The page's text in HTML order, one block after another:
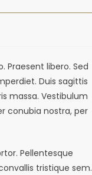
libero. Sed
Duis sagittis
massa. Vestibulum
conubia nostra, per
Pellentesque
tristique sem.